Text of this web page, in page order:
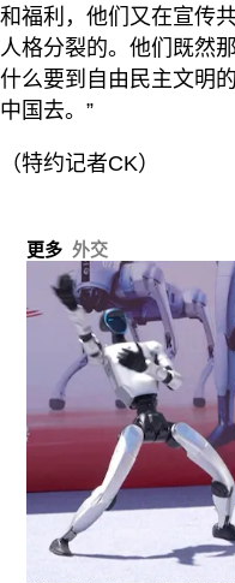
和福利，他们又在宣传
人格分裂的。他们既然
什么要到自由民主文明
中国去。”
（特约记者CK）
更多 外交